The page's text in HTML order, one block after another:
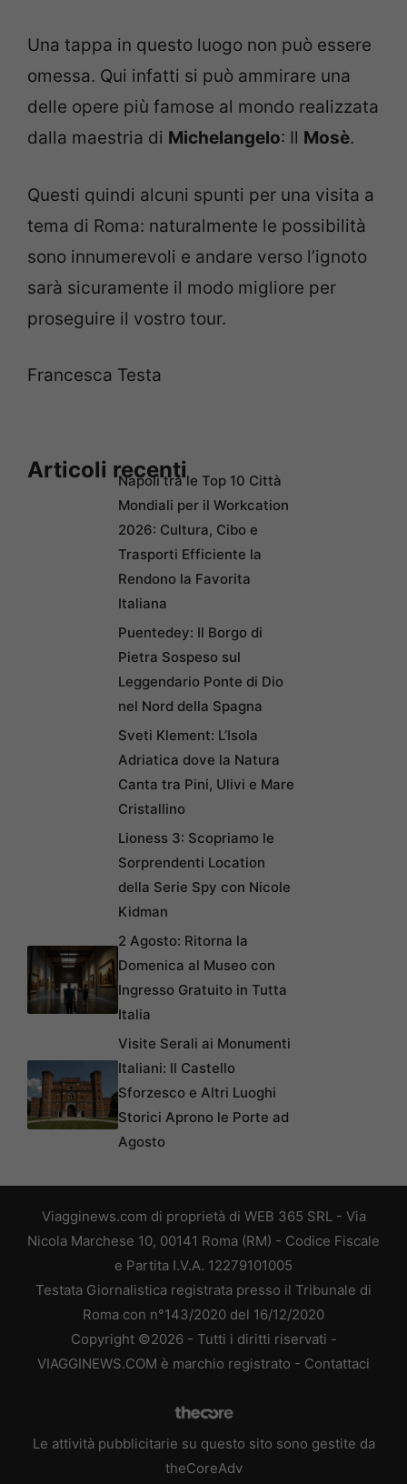
Una tappa in questo luogo non può essere
omessa. Qui infatti si può ammirare una
delle opere più famose al mondo realizzata
dalla maestria di Michelangelo: Il Mosè.
Questi quindi alcuni spunti per una visita a
tema di Roma: naturalmente le possibilità
sono innumerevoli e andare verso l’ignoto
sarà sicuramente il modo migliore per
proseguire il vostro tour.
Francesca Testa
Articoli recentiNapoli tra le Top 10 Città
Mondiali per il Workcation
2026: Cultura, Cibo e
Trasporti Efficiente la
Rendono la Favorita
Italiana
Puentedey: Il Borgo di
Pietra Sospeso sul
Leggendario Ponte di Dio
nel Nord della Spagna
Sveti Klement: L’Isola
Adriatica dove la Natura
Canta tra Pini, Ulivi e Mare
Cristallino
Lioness 3: Scopriamo le
Sorprendenti Location
della Serie Spy con Nicole
Kidman
2 Agosto: Ritorna la
Domenica al Museo con
Ingresso Gratuito in Tutta
Italia
Visite Serali ai Monumenti
Italiani: Il Castello
Sforzesco e Altri Luoghi
Storici Aprono le Porte ad
Agosto
Viagginews.com di proprietà di WEB 365 SRL - Via
Nicola Marchese 10, 00141 Roma (RM) - Codice Fiscale
e Partita I.V.A. 12279101005
Testata Giornalistica registrata presso il Tribunale di
Roma con n°143/2020 del 16/12/2020
Copyright ©2026 - Tutti i diritti riservati -
VIAGGINEWS.COM è marchio registrato - Contattaci
Le attività pubblicitarie su questo sito sono gestite da
theCoreAdv